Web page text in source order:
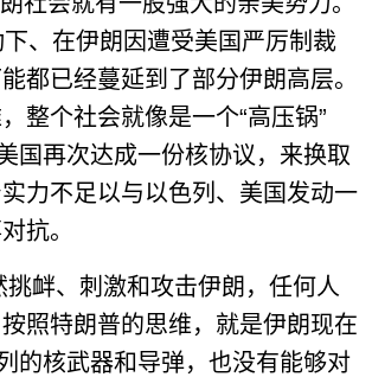
、在伊朗因遭受美国严厉制裁
都已经蔓延到了部分伊朗高层。
整个社会就像是一个“高压锅”
国再次达成一份核协议，来换取
力不足以与以色列、美国发动一
抗。
衅、刺激和攻击伊朗，任何人
照特朗普的思维，就是伊朗现在
的核武器和导弹，也没有能够对